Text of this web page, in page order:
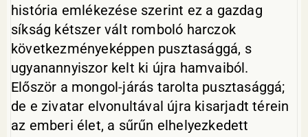
história emlékezése szerint ez a gazdag
síkság kétszer vált romboló harczok
következményeképpen pusztasággá, s
ugyanannyiszor kelt ki újra hamvaiból.
Először a mongol-járás tarolta pusztasággá;
de e zivatar elvonultával újra kisarjadt térein
az emberi élet, a sűrűn elhelyezkedett